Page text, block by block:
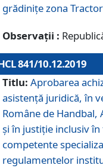
grădinițe zona
Observații :
841/10.12.2019
Titlu: Aprobarea
asistență juridică, în
Române de
și în justiție inclusiv
competente
regulamentelor